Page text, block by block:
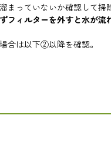
っていないか確認して掃
フィルターを外すと水が
合は以下②以降を確認。